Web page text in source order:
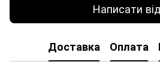
Написати
Доставка Оплата